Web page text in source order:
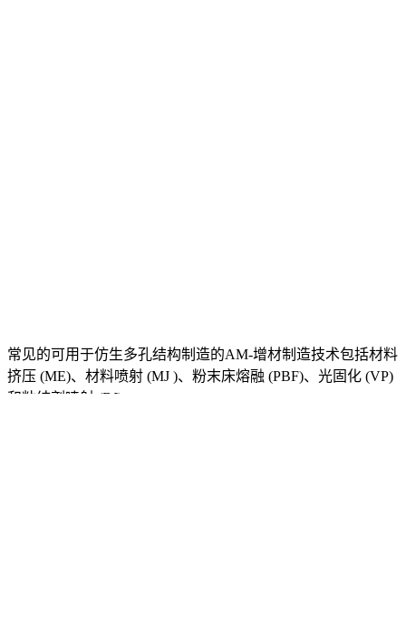
常见的可用于仿生多孔结构制造的AM-增材制造技术包括材料
挤压 (ME)、材料喷射 (MJ )、粉末床熔融 (PBF)、光固化 (VP)
和粘结剂喷射 (BJ)。